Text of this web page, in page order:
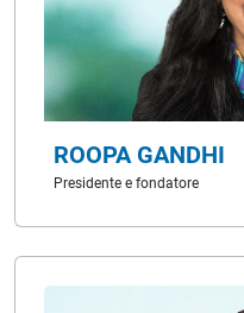
ROOPA GANDHI
Presidente e fondatore